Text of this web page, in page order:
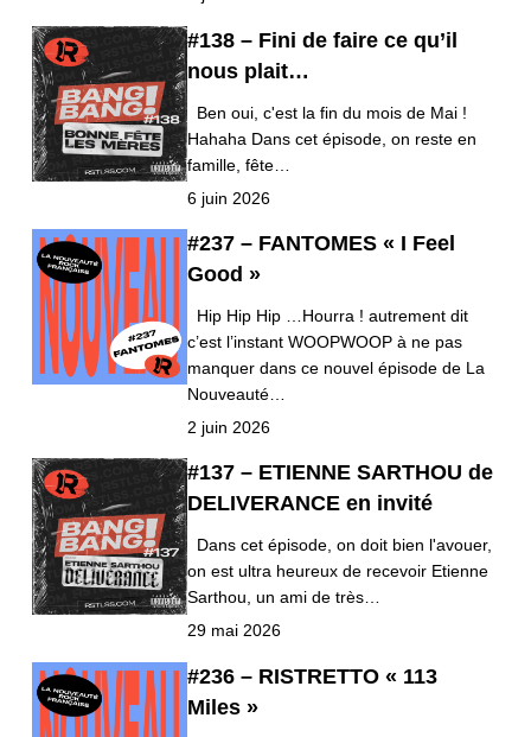
#138 – Fini de faire ce qu’il
nous plait…
Ben oui, c'est la fin du mois de Mai !
Hahaha Dans cet épisode, on reste en
famille, fête…
6 juin 2026
#237 – FANTOMES « I Feel
Good »
Hip Hip Hip …Hourra ! autrement dit
c’est l’instant WOOPWOOP à ne pas
manquer dans ce nouvel épisode de La
Nouveauté…
2 juin 2026
#137 – ETIENNE SARTHOU de
DELIVERANCE en invité
Dans cet épisode, on doit bien l'avouer,
on est ultra heureux de recevoir Etienne
Sarthou, un ami de très…
29 mai 2026
#236 – RISTRETTO « 113
Miles »